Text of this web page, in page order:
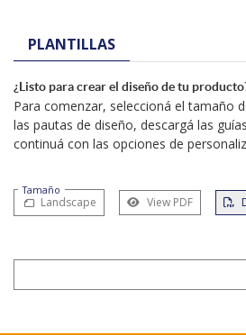
PLANTILLAS
¿Listo para crear el diseño de tu
Para comenzar, seleccioná el tamaño
las pautas de diseño, descargá las
continuá con las opciones de
Tamaño
Landscape View PDF